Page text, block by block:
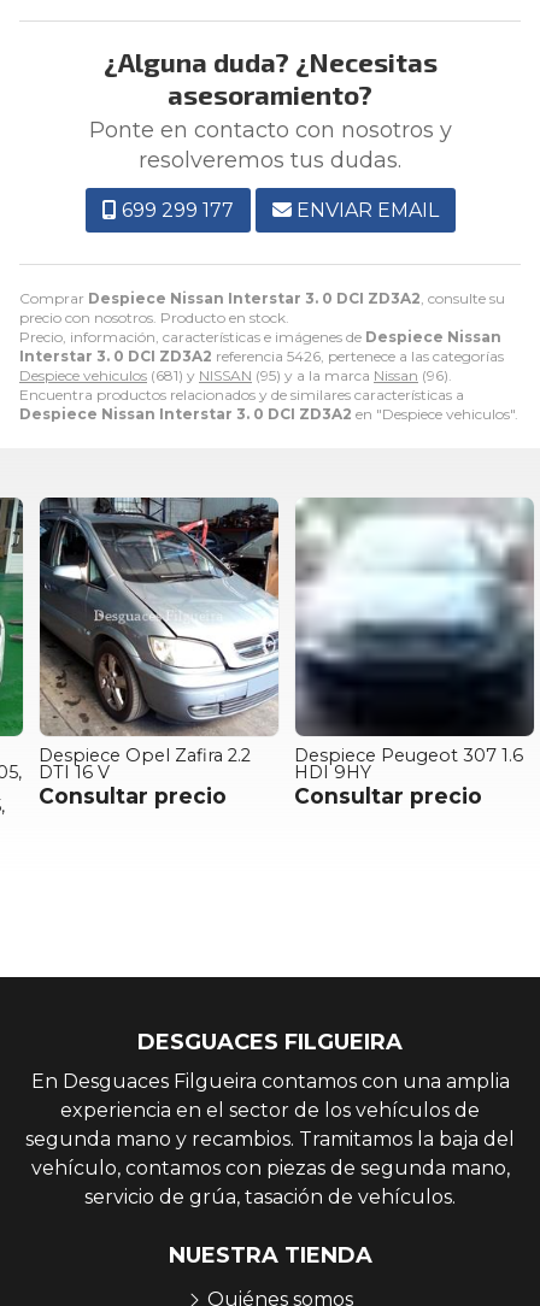
Comprar Despiece Nissan Interstar 3. 0 DCI ZD3A2 , consulte su
precio con nosotros. Producto en stock.
Precio, información, características e imágenes de Despiece Nissan
Interstar 3. 0 DCI ZD3A2 referencia 5426, pertenece a las categorías
Despiece vehiculos (681) y NISSAN (95) y a la marca Nissan (96).
Encuentra productos relacionados y de similares características a
Despiece Nissan Interstar 3. 0 DCI ZD3A2 en "Despiece vehiculos".
¿Alguna duda? ¿Necesitas
asesoramiento?
Ponte en contacto con nosotros y
resolveremos tus dudas.
699 299 177 ENVIAR EMAIL
Despiece Opel Zafira 2.2
DTI 16 V
Consultar precio
Despiece Peugeot 307 1.6
HDI 9HY
Consultar precio
DESGUACES FILGUEIRA
En Desguaces Filgueira contamos con una amplia
experiencia en el sector de los vehículos de
segunda mano y recambios. Tramitamos la baja del
vehículo, contamos con piezas de segunda mano,
servicio de grúa, tasación de vehículos.
NUESTRA TIENDA
Quiénes somos